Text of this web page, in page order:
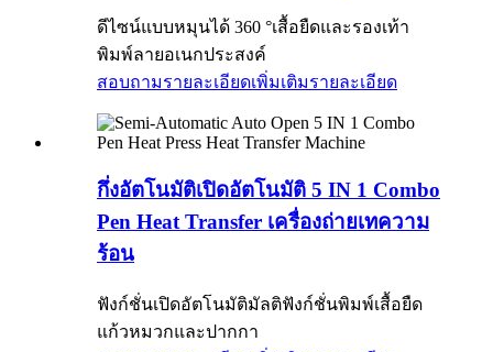
ดีไซน์แบบหมุนได้ 360 °เสื้อยืดและรองเท้า
พิมพ์ลายอเนกประสงค์
สอบถามรายละเอียดเพิ่มเติมรายละเอียด
กึ่งอัตโนมัติเปิดอัตโนมัติ 5 IN 1 Combo
Pen Heat Transfer เครื่องถ่ายเทความ
ร้อน
ฟังก์ชั่นเปิดอัตโนมัติมัลติฟังก์ชั่นพิมพ์เสื้อยืด
แก้วหมวกและปากกา